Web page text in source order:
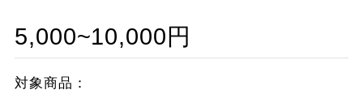
5,000~10,000円
対象商品：